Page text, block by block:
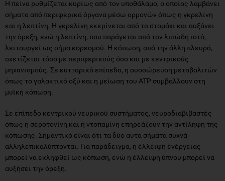
την όρεξη, ενώ η λεπτίνη, που παράγεται από τον λιπώδη ιστό,
λειτουργεί ως σήμα κορεσμού. Η κόπωση, από την άλλη πλευρά,
σχετίζεται τόσο με περιφερικούς όσο και με κεντρικούς
μηχανισμούς. Σε κυτταρικό επίπεδο, η συσσώρευση μεταβολιτών
όπως το γαλακτικό οξύ και η μείωση του ATP συμβάλλουν στη
μυϊκή κόπωση.
Σε επίπεδο κεντρικού νευρικού συστήματος, νευροδιαβιβαστές
όπως η σεροτονίνη και η ντοπαμίνη επηρεάζουν την αντίληψη της
αλληλεπικαλύπτονται. Για παράδειγμα, η έλλειψη ενέργειας
μπορεί να εκληφθεί ως κόπωση, ενώ η έλλειψη ύπνου μπορεί να
αυξήσει την όρεξη.
Η πείνα και η κόπωση μπορούν
εύκολα να μπερδευτούν